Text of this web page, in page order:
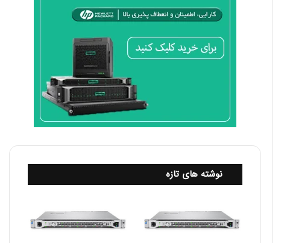
نوشته های تازه